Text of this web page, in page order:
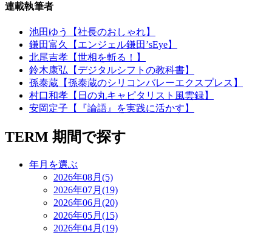
連載執筆者
池田ゆう【社長のおしゃれ】
鎌田富久【エンジェル鎌田’sEye】
北尾吉孝【世相を斬る！】
鈴木康弘【デジタルシフトの教科書】
孫泰蔵【孫泰蔵のシリコンバレーエクスプレス】
村口和孝【日の丸キャピタリスト風雲録】
安岡定子【『論語』を実践に活かす】
TERM 期間で探す
年月を選ぶ
2026年08月(5)
2026年07月(19)
2026年06月(20)
2026年05月(15)
2026年04月(19)